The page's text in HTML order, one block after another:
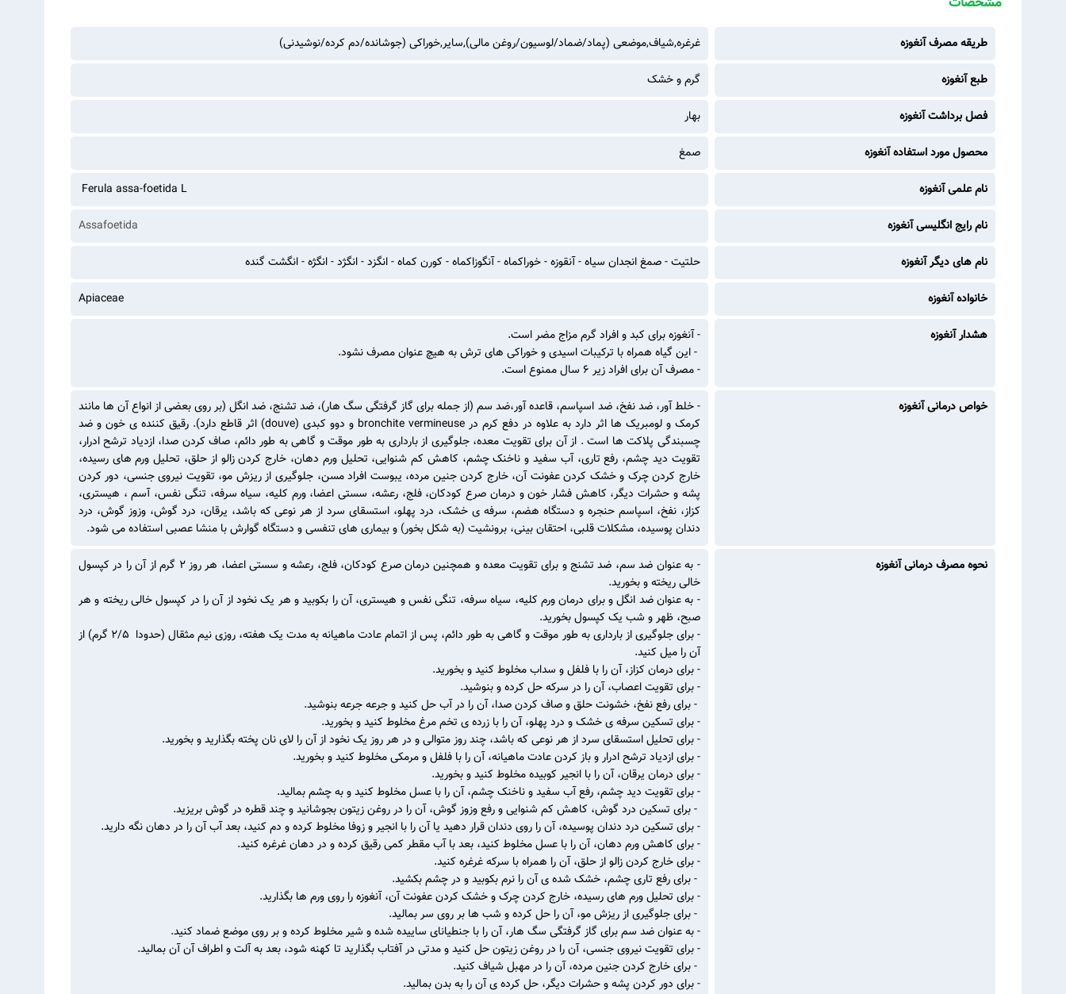
طریقه مصرف آنغوزه غرغره,شیاف,موضعی (پماد/ضماد/لوسیون/روغن مالی),سایر,خوراکی (جوشانده/دم کرده/نوشیدنی)
طبع آنغوزه گرم و خشک
فصل برداشت آنغوزه بهار
محصول مورد استفاده آنغوزه صمغ
نام علمی آنغوزه Ferula assa-foetida L
نام رایج انگلیسی آنغوزه Assafoetida
نام های دیگر آنغوزه حلتیت - صمغ انجدان سیاه - آنقوزه - خوراکماه - آنگوزاکماه - کورن کماه - انگزد - انگژد - انگژه - انگشت گنده
خانواده آنغوزه Apiaceae
هشدار آنغوزه
- آنغوزه برای کبد و افراد گرم مزاج مضر است.
- این گیاه همراه با ترکیبات اسیدی و خوراکی های ترش به هیچ عنوان مصرف نشود.
- مصرف آن برای افراد زیر ۶ سال ممنوع است.
خواص درمانی آنغوزه
- خلط آور، ضد نفخ، ضد اسپاسم، قاعده آور،ضد سم (از جمله برای گاز گرفتگی سگ هار)، ضد تشنج، ضد انگل (بر روی بعضی از انواع آن ها مانند
کرمک و لومبریک ها اثر دارد به علاوه در دفع کرم در bronchite vermineuse و دوو کبدی (douve) اثر قاطع دارد). رقیق کننده ی خون و ضد
چسبندگی پلاکت ها است . از آن برای تقویت معده، جلوگیری از بارداری به طور موقت و گاهی به طور دائم، صاف کردن صدا، ازدیاد ترشح ادرار،
تقویت دید چشم، رفع تاری، آب سفید و ناخنک چشم، کاهش کم شنوایی، تحلیل ورم دهان، خارج کردن زالو از حلق، تحلیل ورم های رسیده،
خارج کردن چرک و خشک کردن عفونت آن، خارج کردن جنین مرده، یبوست افراد مسن، جلوگیری از ریزش مو، تقویت نیروی جنسی، دور کردن
پشه و حشرات دیگر، کاهش فشار خون و درمان صرع کودکان، فلج، رعشه، سستی اعضا، ورم کلیه، سیاه سرفه، تنگی نفس، آسم ، هیستری،
کزاز، نفخ، اسپاسم حنجره و دستگاه هضم، سرفه ی خشک، درد پهلو، استسقای سرد از هر نوعی که باشد، یرقان، درد گوش، وزوز گوش، درد
دندان پوسیده، مشکلات قلبی، احتقان بینی، برونشیت (به شکل بخور) و بیماری های تنفسی و دستگاه گوارش با منشا عصبی استفاده می شود.
نحوه مصرف درمانی آنغوزه
- به عنوان ضد سم، ضد تشنج و برای تقویت معده و همچنین درمان صرع کودکان، فلج، رعشه و سستی اعضا، هر روز ۲ گرم از آن را در کپسول
خالی ریخته و بخورید.
- به عنوان ضد انگل و برای درمان ورم کلیه، سیاه سرفه، تنگی نفس و هیستری، آن را بکوبید و هر یک نخود از آن را در کپسول خالی ریخته و هر
صبح، ظهر و شب یک کپسول بخورید.
- برای جلوگیری از بارداری به طور موقت و گاهی به طور دائم، پس از اتمام عادت ماهیانه به مدت یک هفته، روزی نیم مثقال (حدودا ۲/۵ گرم) از
آن را میل کنید.
- برای درمان کزاز، آن را با فلفل و سداب مخلوط کنید و بخورید.
- برای تقویت اعصاب، آن را در سرکه حل کرده و بنوشید.
- برای رفع نفخ، خشونت حلق و صاف کردن صدا، آن را در آب حل کنید و جرعه جرعه بنوشید.
- برای تسکین سرفه ی خشک و درد پهلو، آن را با زرده ی تخم مرغ مخلوط کنید و بخورید.
- برای تحلیل استسقای سرد از هر نوعی که باشد، چند روز متوالی و در هر روز یک نخود از آن را لای نان پخته بگذارید و بخورید.
- برای ازدیاد ترشح ادرار و باز کردن عادت ماهیانه، آن را با فلفل و مرمکی مخلوط کنید و بخورید.
- برای درمان یرقان، آن را با انجیر کوبیده مخلوط کنید و بخورید.
- برای تقویت دید چشم، رفع آب سفید و ناخنک چشم، آن را با عسل مخلوط کنید و به چشم بمالید.
- برای تسکین درد گوش، کاهش کم شنوایی و رفع وزوز گوش، آن را در روغن زیتون بجوشانید و چند قطره در گوش بریزید.
- برای تسکین درد دندان پوسیده، آن را روی دندان قرار دهید یا آن را با انجیر و زوفا مخلوط کرده و دم کنید، بعد آب آن را در دهان نگه دارید.
- برای کاهش ورم دهان، آن را با عسل مخلوط کنید، بعد با آب مقطر کمی رقیق کرده و در دهان غرغره کنید.
- برای خارج کردن زالو از حلق، آن را همراه با سرکه غرغره کنید.
- برای رفع تاری چشم، خشک شده ی آن را نرم بکوبید و در چشم بکشید.
- برای تحلیل ورم های رسیده، خارج کردن چرک و خشک کردن عفونت آن، آنغوزه را روی ورم ها بگذارید.
- برای جلوگیری از ریزش مو، آن را حل کرده و شب ها بر روی سر بمالید.
- به عنوان ضد سم برای گاز گرفتگی سگ هار، آن را با جنطیانای ساییده شده و شیر مخلوط کرده و بر روی موضع ضماد کنید.
- برای تقویت نیروی جنسی، آن را در روغن زیتون حل کنید و مدتی در آفتاب بگذارید تا کهنه شود، بعد به آلت و اطراف آن آن بمالید.
- برای خارج کردن جنین مرده، آن را در مهبل شیاف کنید.
- برای دور کردن پشه و حشرات دیگر، حل کرده ی آن را به بدن بمالید.